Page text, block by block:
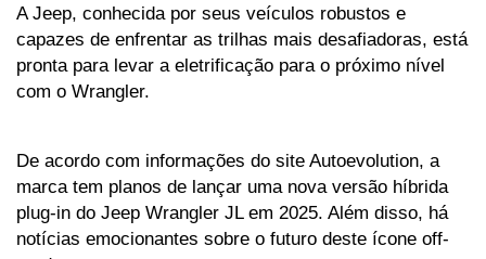
A Jeep, conhecida por seus veículos robustos e
capazes de enfrentar as trilhas mais desafiadoras, está
pronta para levar a eletrificação para o próximo nível
com o Wrangler.
De acordo com informações do site Autoevolution, a
marca tem planos de lançar uma nova versão híbrida
plug-in do Jeep Wrangler JL em 2025. Além disso, há
notícias emocionantes sobre o futuro deste ícone off-